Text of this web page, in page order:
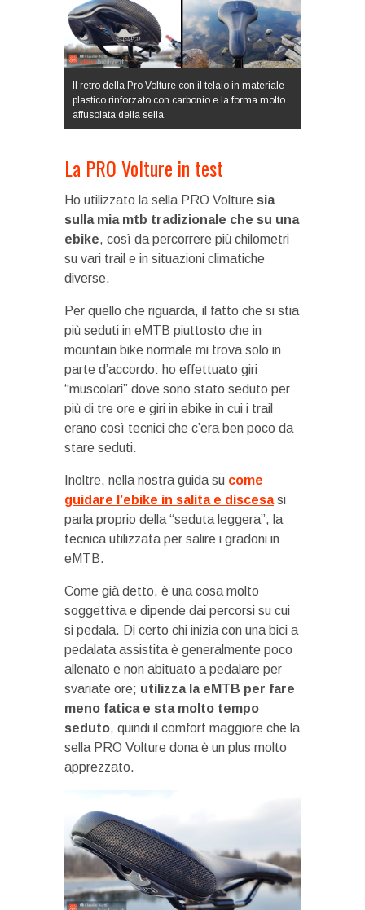
Il retro della Pro Volture con il telaio in materiale
plastico rinforzato con carbonio e la forma molto
affusolata della sella.
La PRO Volture in test
Ho utilizzato la sella PRO Volture sia
sulla mia mtb tradizionale che su una
ebike, così da percorrere più chilometri
su vari trail e in situazioni climatiche
diverse.
Per quello che riguarda, il fatto che si stia
più seduti in eMTB piuttosto che in
mountain bike normale mi trova solo in
parte d’accordo: ho effettuato giri
“muscolari” dove sono stato seduto per
più di tre ore e giri in ebike in cui i trail
erano così tecnici che c’era ben poco da
stare seduti.
Inoltre, nella nostra guida su come
guidare l’ebike in salita e discesasi
parla proprio della “seduta leggera”, la
tecnica utilizzata per salire i gradoni in
eMTB.
Come già detto, è una cosa molto
soggettiva e dipende dai percorsi su cui
si pedala. Di certo chi inizia con una bici a
pedalata assistita è generalmente poco
allenato e non abituato a pedalare per
svariate ore; utilizza la eMTB per fare
meno fatica e sta molto tempo
seduto, quindi il comfort maggiore che la
sella PRO Volture dona è un plus molto
apprezzato.